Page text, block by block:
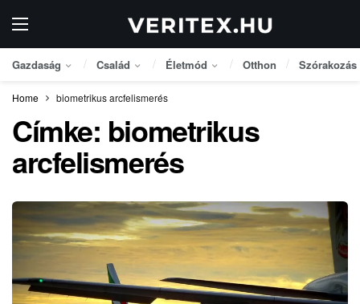
Gazdaság Család Életmód Otthon Szórakozás
Home biometrikus arcfelismerés
Címke: biometrikus
arcfelismerés